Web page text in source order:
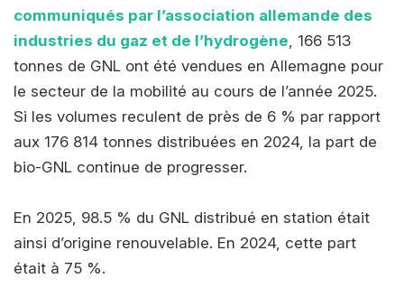
communiqués par l’association allemande des
industries du gaz et de l’hydrogène , 166 513
tonnes de GNL ont été vendues en Allemagne pour
le secteur de la mobilité au cours de l’année 2025.
Si les volumes reculent de près de 6 % par rapport
aux 176 814 tonnes distribuées en 2024, la part de
bio-GNL continue de progresser.
En 2025, 98.5 % du GNL distribué en station était
ainsi d’origine renouvelable. En 2024, cette part
était à 75 %.